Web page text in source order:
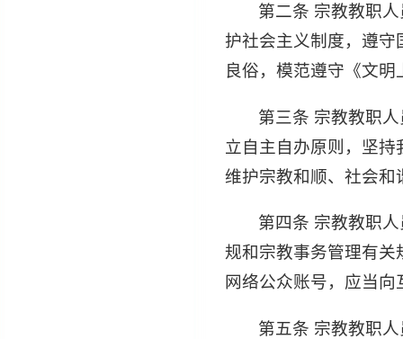
第二条 宗教教职
护社会主义制度，遵守
良俗，模范遵守《文
第三条 宗教教职
立自主自办原则，坚
维护宗教和顺、社会和
第四条 宗教教职
规和宗教事务管理有关
网络公众账号，应当
第五条 宗教教职